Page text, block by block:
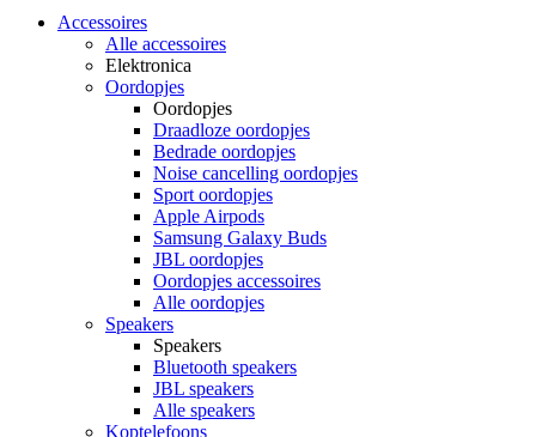
Accessoires
Alle accessoires
Elektronica
Oordopjes
Oordopjes
Draadloze oordopjes
Bedrade oordopjes
Noise cancelling oordopjes
Sport oordopjes
Apple Airpods
Samsung Galaxy Buds
JBL oordopjes
Oordopjes accessoires
Alle oordopjes
Speakers
Speakers
Bluetooth speakers
JBL speakers
Alle speakers
Koptelefoons